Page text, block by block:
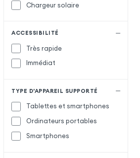
Chargeur solaire
ACCESSIBILITÉ
Très rapide
Immédiat
TYPE D'APPAREIL SUPPORTÉ
Tablettes et smartphones
Ordinateurs portables
Smartphones